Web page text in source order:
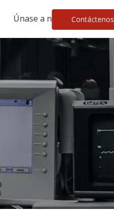
Únase a nosotrosContáctenos